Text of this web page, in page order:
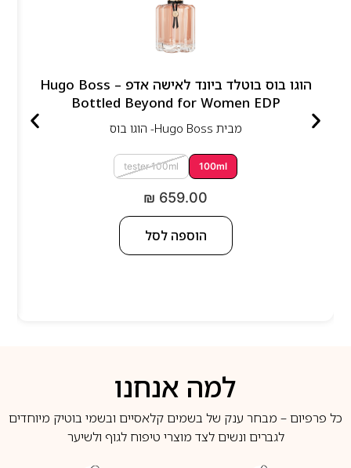
הוגו בוס בוטלד ביונד לאישה אדפ – Hugo Boss
Bottled Beyond for Women EDP
מבית Hugo Boss- הוגו בוס
100ml
tester 100ml
₪ 659.00
הוספה לסל
למה אנחנו
כל פרפיום – מבחר ענק של בשמים קלאסיים ובשמי בוטיק מיוחדים
לגברים ונשים לצד מוצרי טיפוח לגוף ולשיער